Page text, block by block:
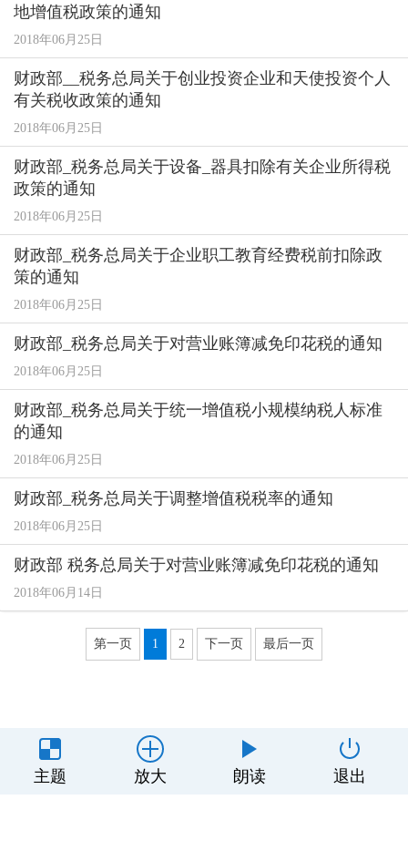
地增值税政策的通知
2018年06月25日
财政部__税务总局关于创业投资企业和天使投资个人
有关税收政策的通知
2018年06月25日
财政部_税务总局关于设备_器具扣除有关企业所得税
政策的通知
2018年06月25日
财政部_税务总局关于企业职工教育经费税前扣除政
策的通知
2018年06月25日
财政部_税务总局关于对营业账簿减免印花税的通知
2018年06月25日
财政部_税务总局关于统一增值税小规模纳税人标准
的通知
2018年06月25日
财政部_税务总局关于调整增值税税率的通知
2018年06月25日
财政部 税务总局关于对营业账簿减免印花税的通知
2018年06月14日
第一页 1 2 下一页 最后一页
主办单位：丰顺县人民政府办公室
制作维护：丰顺县政务服务和数据管理局
主题 放大 朗读 退出